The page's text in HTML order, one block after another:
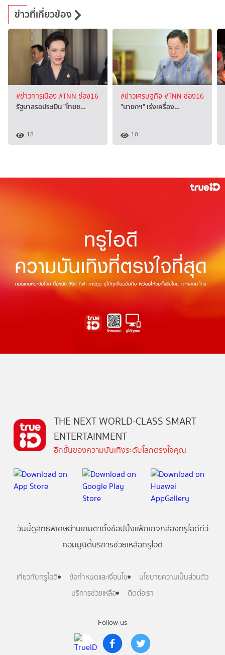
ข่าวที่เกี่ยวข้อง
#ข่าวการเมือง#TNN ช่อง16
รัฐบาลรอประเมิน "ไทยช…
18
#ข่าวเศรษฐกิจ #TNN ช่อง16
"นายกฯ" เร่งเครื่อง…
10
Follow us
THE NEXT WORLD-CLASS SMART
ENTERTAINMENT
อีกขั้นของความบันเทิงระดับโลกตรงใจคุณ
วันนี้ดูสิทธิพิเศษอ่านเกมตาตั้งช้อปปิ้งแพ็กเกจกล่องทรูไอดีทีวี
คอมมูนิตี้บริการช่วยเหลือทรูไอดี
เกี่ยวกับทรูไอดี ข้อกำหนดและเงื่อนไข
นโยบายความเป็นส่วนตัว
บริการช่วยเหลือ
ติดต่อเรา